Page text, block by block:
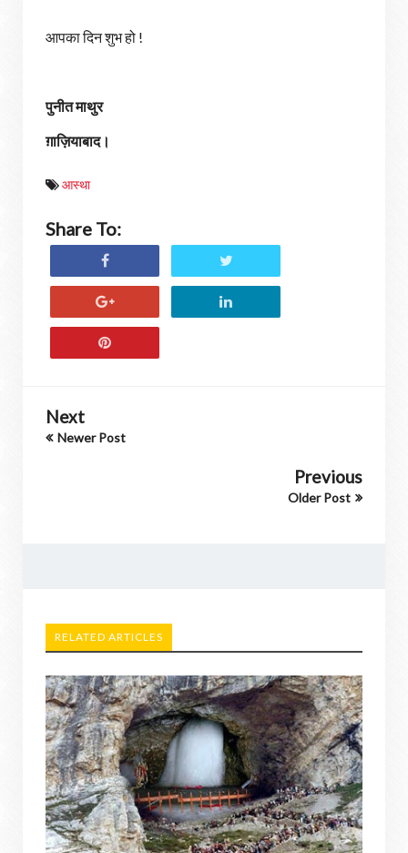
आपका दिन शुभ हो !
पुनीत माथुर
ग़ाज़ियाबाद।
आस्था
Share To:
Next
Newer Post
Previous
Older Post
RELATED ARTICLES